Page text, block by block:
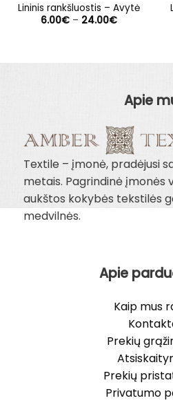
Lininis rankšluostis – Avytė
6.00€ – 24.00€Price
Apie
Textile – įmonė, pradėjusi
metais. Pagrindinė įmonės
aukštos kokybės tekstilės
medvilnės.
Apie
Kaip mus
Prekių
Prekių
Privatumo